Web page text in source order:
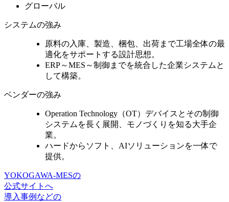
グローバル
システムの強み
原料の入庫、製造、梱包、出荷まで工場全体の最
適化をサポート する設計思想。
ERP～MES～制御までを統合 した企業システムと
して構築。
ベンダーの強み
Operation Technology（OT）デバイスとその制御
システムを長く展開、 モノづくりを知る大手企
業。
ハードからソフト、AIソリューションを一体で
提供。
YOKOGAWA-MESの
公式サイトへ
導入事例などの